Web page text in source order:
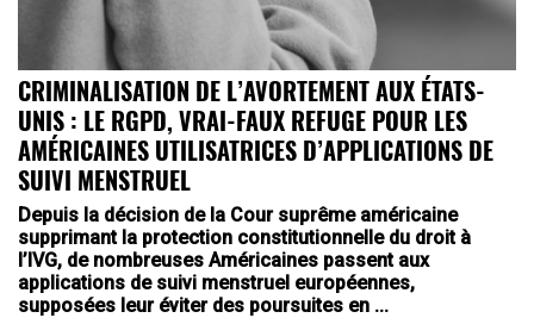
CRIMINALISATION DE L’AVORTEMENT AUX ÉTATS-
UNIS : LE RGPD, VRAI-FAUX REFUGE POUR LES
AMÉRICAINES UTILISATRICES D’APPLICATIONS DE
SUIVI MENSTRUEL
Depuis la décision de la Cour suprême américaine
supprimant la protection constitutionnelle du droit à
l’IVG, de nombreuses Américaines passent aux
applications de suivi menstruel européennes,
supposées leur éviter des poursuites en ...